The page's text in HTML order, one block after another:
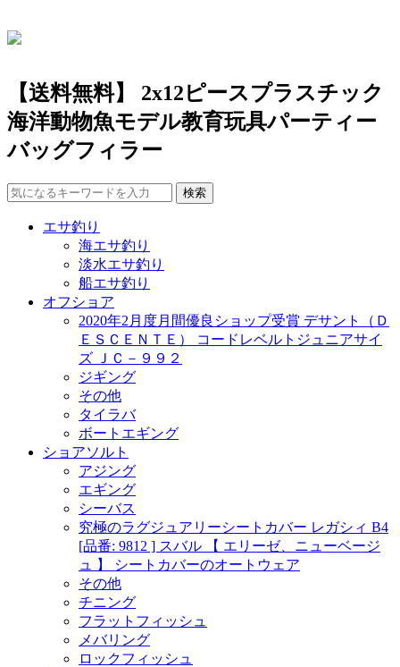
【送料無料】 2x12ピースプラスチック
海洋動物魚モデル教育玩具パーティー
バッグフィラー
エサ釣り
海エサ釣り
淡水エサ釣り
船エサ釣り
オフショア
2020年2月度月間優良ショップ受賞 デサント（Ｄ
ＥＳＣＥＮＴＥ） コードレベルトジュニアサイ
ズ ＪＣ－９９２
ジギング
その他
タイラバ
ボートエギング
ショアソルト
アジング
エギング
シーバス
究極のラグジュアリーシートカバー レガシィ B4
[品番: 9812 ] スバル 【 エリーゼ、ニューベージ
ュ 】 シートカバーのオートウェア
その他
チニング
フラットフィッシュ
メバリング
ロックフィッシュ